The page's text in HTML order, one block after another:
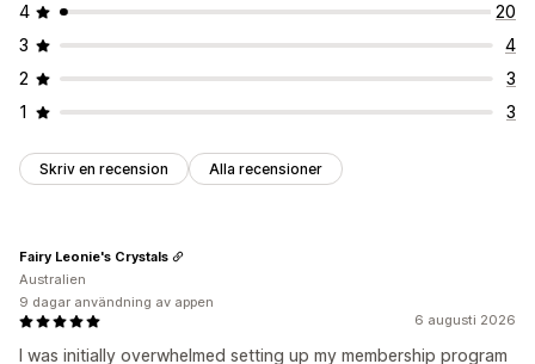
4
20
3
4
2
3
1
3
Skriv en recension Alla recensioner
6 augusti 2026
I was initially overwhelmed setting up my membership program
Fairy Leonie's Crystals
Australien
9 dagar användning av appen